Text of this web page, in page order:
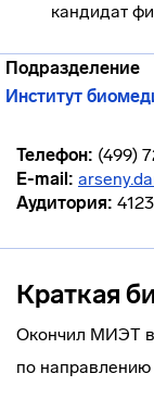
кандидат
Подразделение
Институт
Телефон: (499)
E-mail:
Аудитория: 4123
Краткая
Окончил МИЭТ в
по направлению